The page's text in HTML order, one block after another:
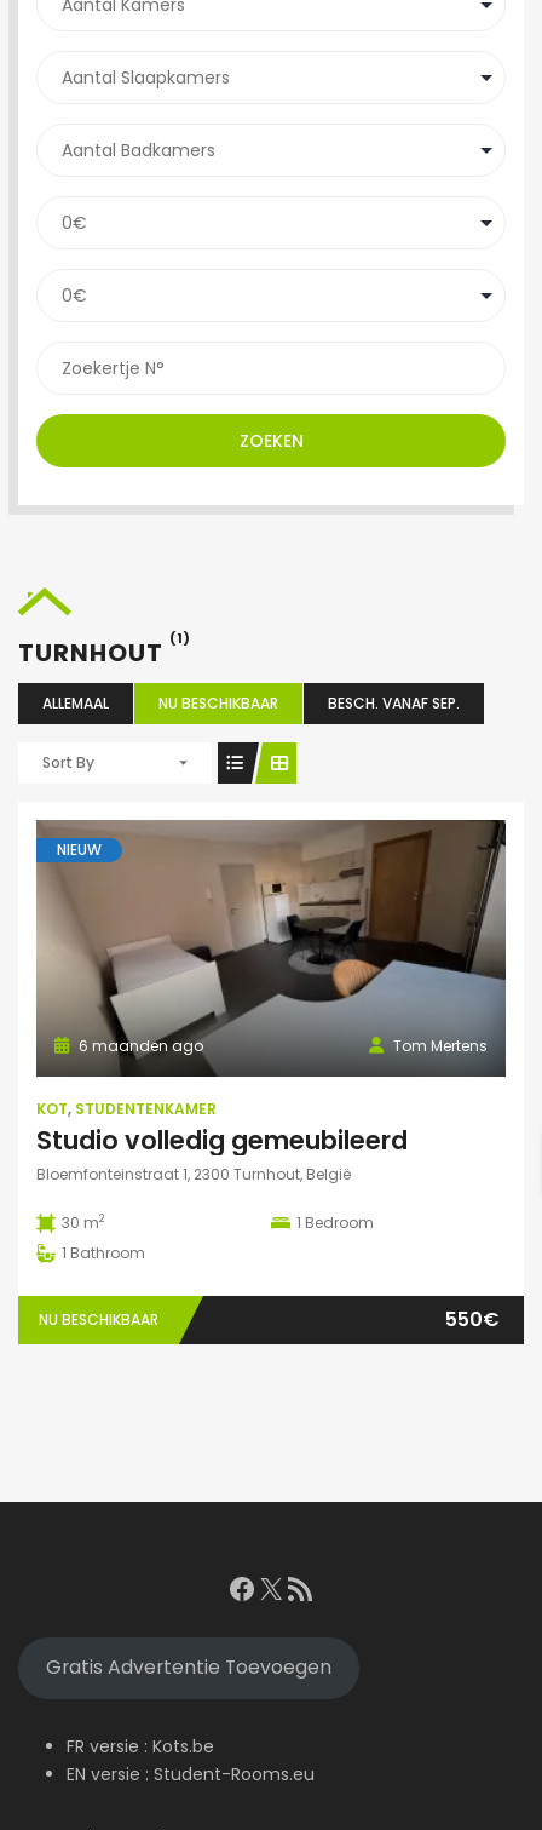
ZOEKEN
TURNHOUT (1)
ALLEMAAL NU BESCHIKBAAR BESCH. VANAF SEP.
Sort By
NIEUW
Tom Mertens
6 maanden ago
KOT, STUDENTENKAMER
Studio volledig gemeubileerd
Bloemfonteinstraat 1, 2300 Turnhout, België
30 m2 1 Bedroom
1 Bathroom
NU BESCHIKBAAR 550€
Facebook
X RSS feed
Gratis Advertentie Toevoegen
FR versie : Kots.be
EN versie : Student-Rooms.eu